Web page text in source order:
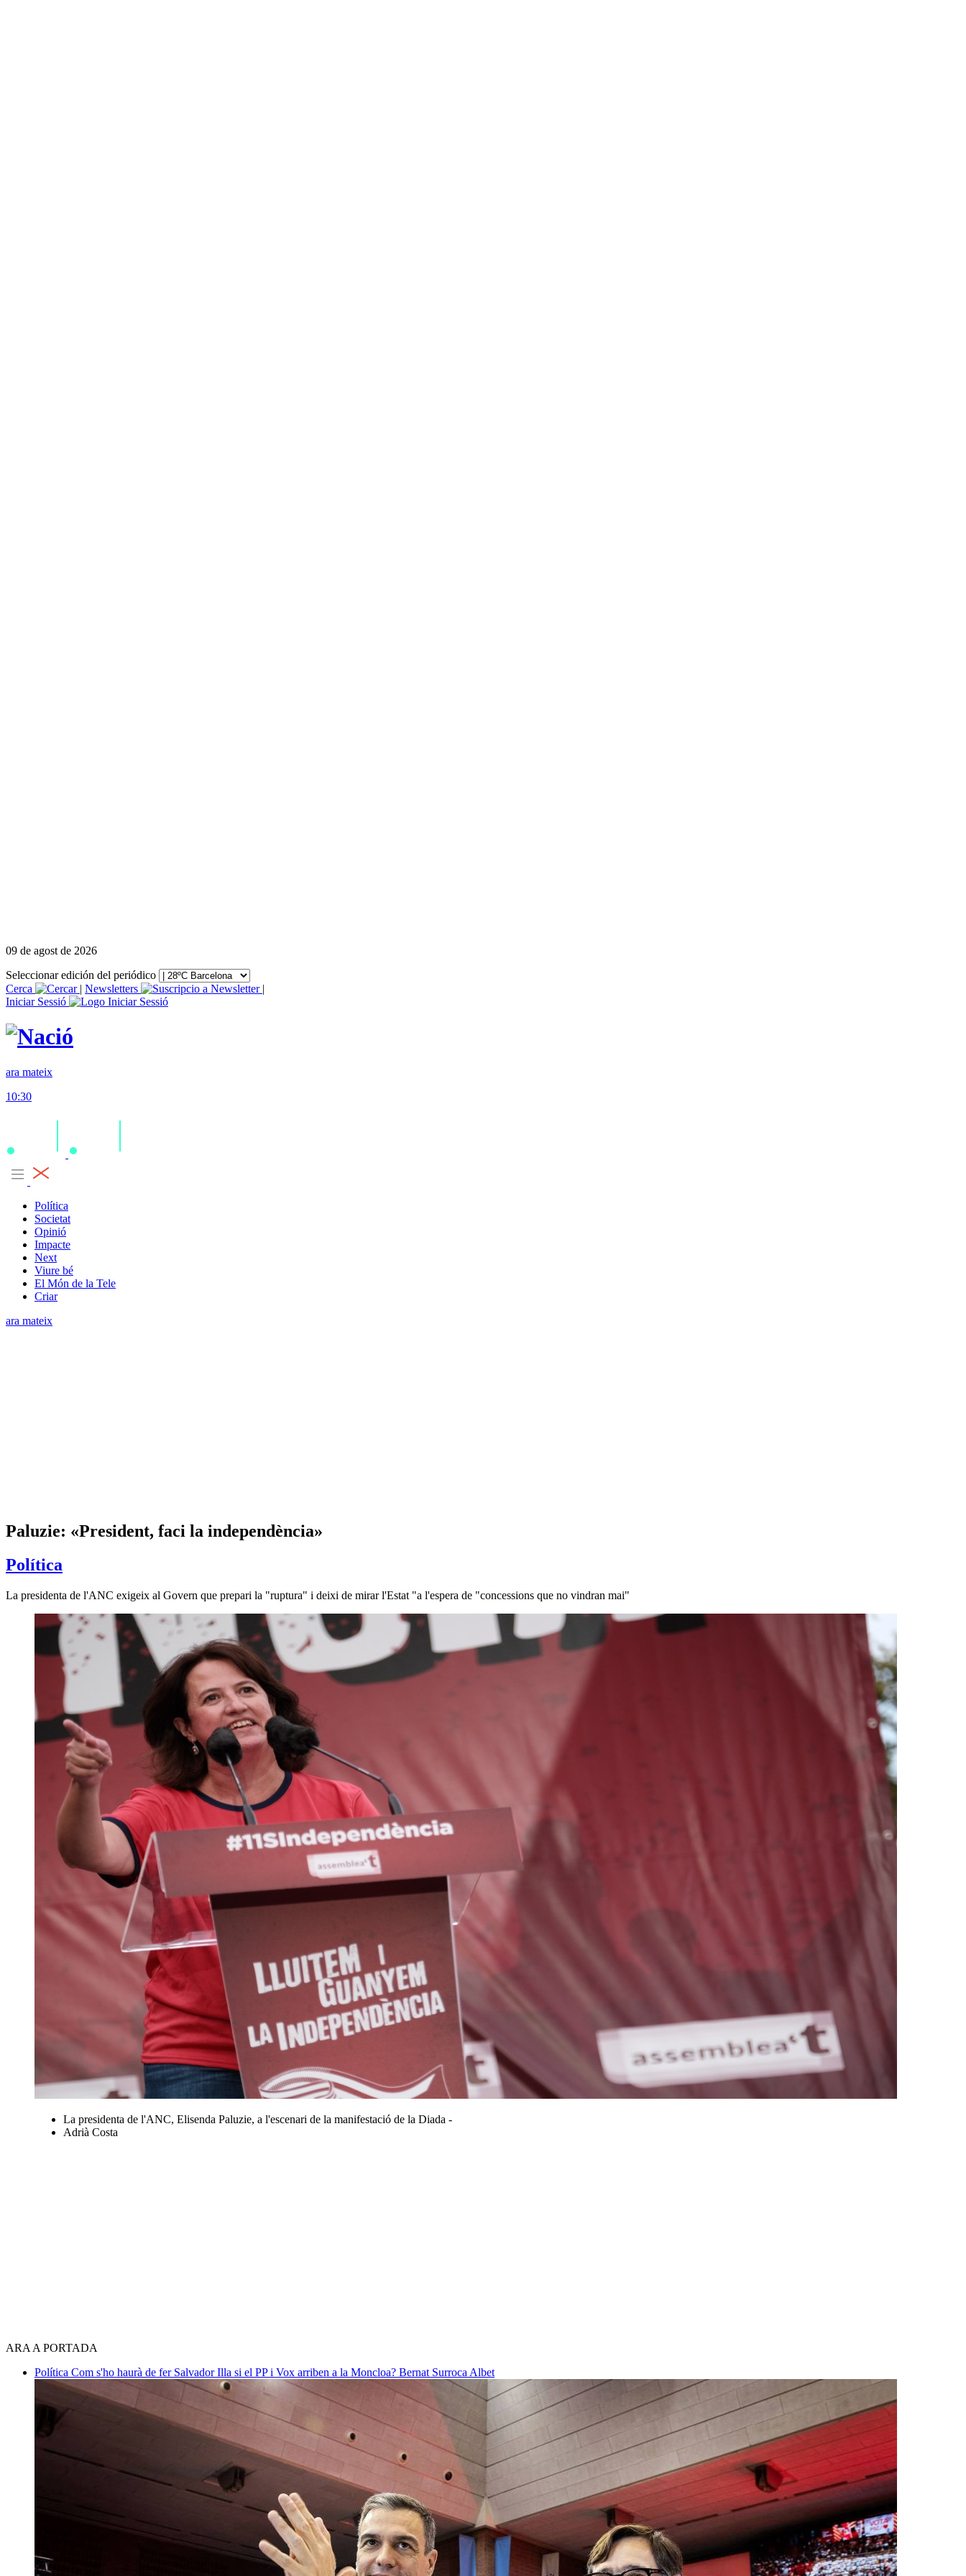
09 de agost de 2026
Seleccionar edición del periódico
Cerca
| Newsletters
|
Iniciar Sessió
ara mateix
10:30
Política
Societat
Opinió
Impacte
Next
Viure bé
El Món de la Tele
Criar
ara mateix
Paluzie: «President, faci la independència»
Política
La presidenta de l'ANC exigeix al Govern que prepari la "ruptura" i deixi de mirar l'Estat "a l'espera de "concessions que no vindran mai"
La presidenta de l'ANC, Elisenda Paluzie, a l'escenari de la manifestació de la Diada -
Adrià Costa
ARA A PORTADA
Política Com s'ho haurà de fer Salvador Illa si el PP i Vox arriben a la Moncloa? Bernat Surroca Albet